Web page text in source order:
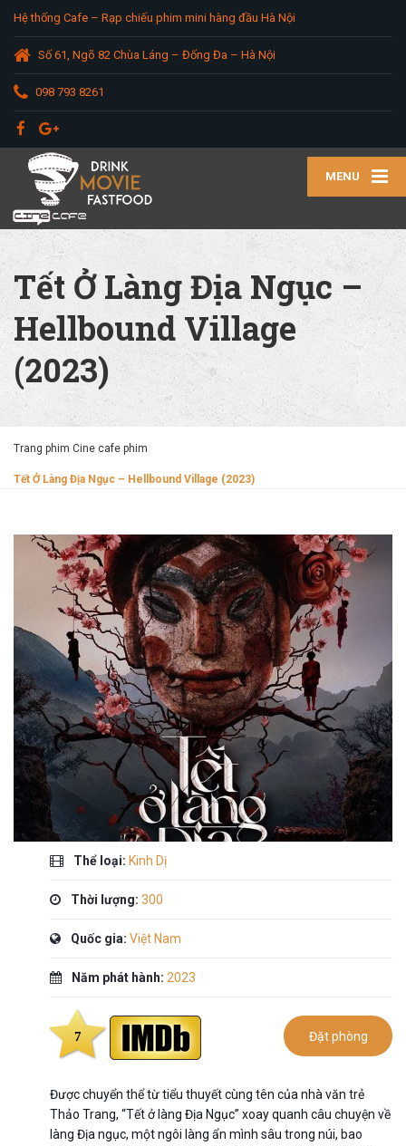
Hệ thống Cafe – Rạp chiếu phim mini hàng đầu Hà Nội
Số 61, Ngõ 82 Chùa Láng – Đống Đa – Hà Nội
098 793 8261
MENU
Tết Ở Làng Địa Ngục –
Hellbound Village
(2023)
Trang phim Cine cafe phim
Tết Ở Làng Địa Ngục – Hellbound Village (2023)
Thể loại: Kinh Dị
Thời lượng: 300
Quốc gia: Việt Nam
Năm phát hành: 2023
7 Đặt phòng
Được chuyển thể từ tiểu thuyết cùng tên của nhà văn trẻ
Thảo Trang, “Tết ở làng Địa Ngục” xoay quanh câu chuyện về
làng Địa ngục, một ngôi làng ẩn mình sâu trong núi, bao